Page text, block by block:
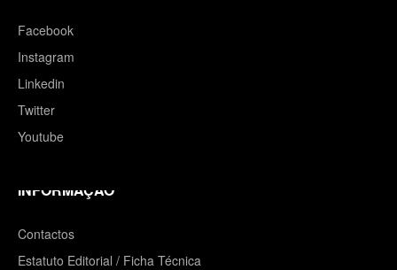
Facebook
Instagram
Linkedin
Twitter
Youtube
INFORMAÇÃO
Contactos
Estatuto Editorial / Ficha Técnica